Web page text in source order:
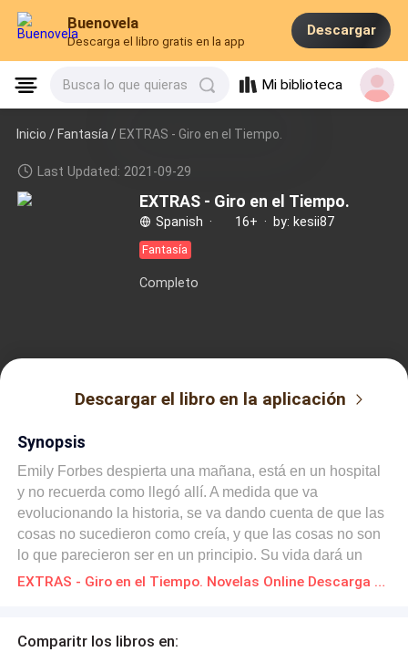
Buenovela
Descarga el libro gratis en la app
Descargar
Busca lo que quieras Mi biblioteca
Inicio /Fantasía / EXTRAS - Giro en el Tiempo.
Last Updated: 2021-09-29
EXTRAS - Giro en el Tiempo.
Spanish · 16+ · by: kesii87
Fantasía
Completo
Descargar el libro en la aplicación
Synopsis
Emily Forbes despierta una mañana, está en un hospital
y no recuerda como llegó allí. A medida que va
evolucionando la historia, se va dando cuenta de que las
cosas no sucedieron como creía, y que las cosas no son
lo que parecieron ser en un principio. Su vida dará un
giro de 180 grados, y deberá aprender a vivirla,
William durante el tiempo en el que Emily estuvo sin
EXTRAS - Giro en el Tiempo. Novelas Online Descarga gratuita de PDF
Comparitr los libros en: